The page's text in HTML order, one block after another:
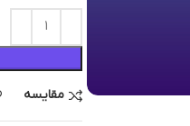
مقایسه